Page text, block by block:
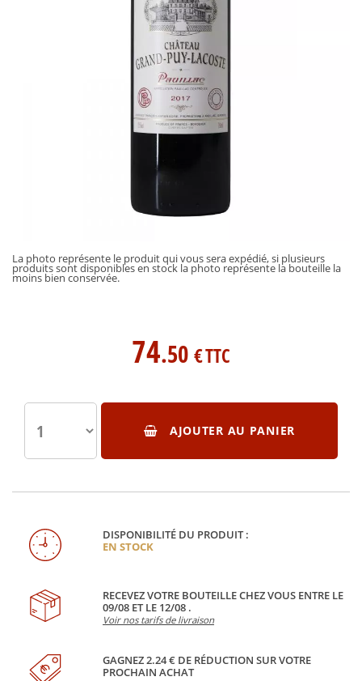
La photo représente le produit qui vous sera expédié, si plusieurs
produits sont disponibles en stock la photo représente la bouteille la
moins bien conservée.
DISPONIBILITÉ DU PRODUIT :
EN STOCK
RECEVEZ VOTRE BOUTEILLE CHEZ VOUS ENTRE LE
09/08 ET LE 12/08 .
Voir nos tarifs de livraison
GAGNEZ 2.24 € DE RÉDUCTION SUR VOTRE
PROCHAIN ACHAT
74.50 €TTC
AJOUTER AU PANIER